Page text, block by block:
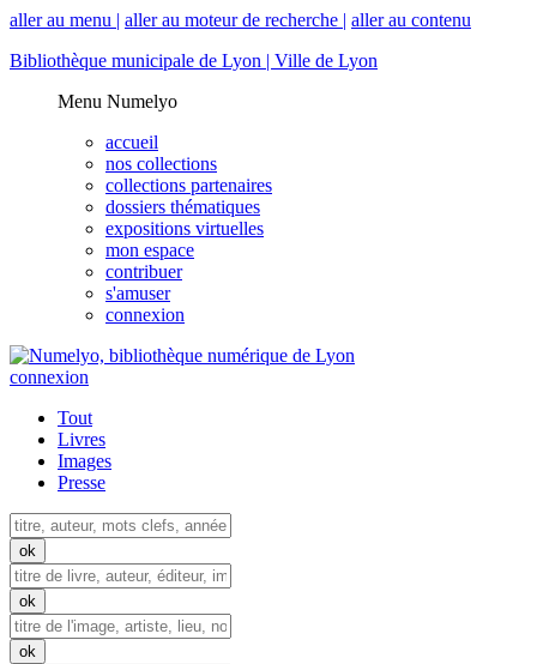
aller au menu | aller au moteur de recherche | aller au contenu
Bibliothèque municipale de Lyon | Ville de Lyon
Menu Numelyo
accueil
nos collections
collections partenaires
dossiers thématiques
expositions virtuelles
mon espace
contribuer
s'amuser
connexion
connexion
Tout
Livres
Images
Presse